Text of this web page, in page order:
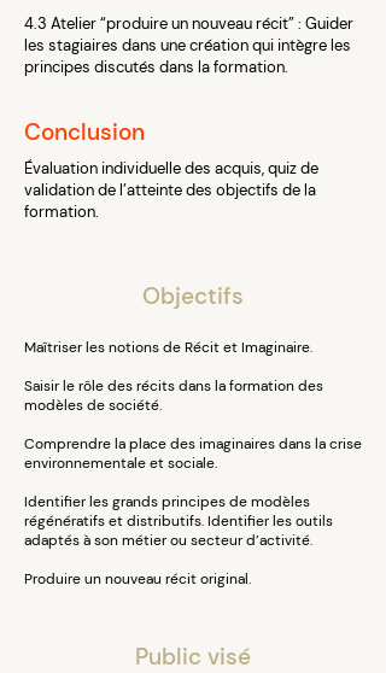
4.3 Atelier “produire un nouveau récit” : Guider
les stagiaires dans une création qui intègre les
principes discutés dans la formation.
Conclusion
Évaluation individuelle des acquis, quiz de
validation de l’atteinte des objectifs de la
formation.
Objectifs
Maîtriser les notions de Récit et Imaginaire.
Saisir le rôle des récits dans la formation des
modèles de société.
Comprendre la place des imaginaires dans la crise
environnementale et sociale.
Identifier les grands principes de modèles
régénératifs et distributifs. Identifier les outils
adaptés à son métier ou secteur d’activité.
Produire un nouveau récit original.
Public visé